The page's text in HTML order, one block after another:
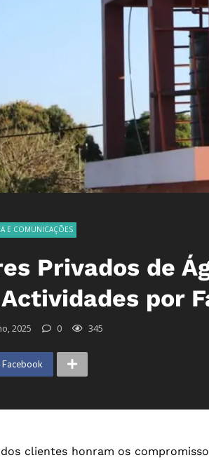
E COMUNICAÇÕES
Privados de
por
2025 0 345
clientes honram os